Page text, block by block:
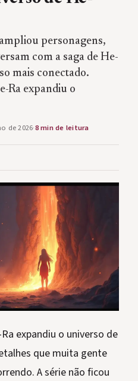
personagens,
com a saga de He-
mais conectado.
Ra expandiu o
de 2026·8 min de leitura
expandiu o universo de
que muita gente
A série não ficou